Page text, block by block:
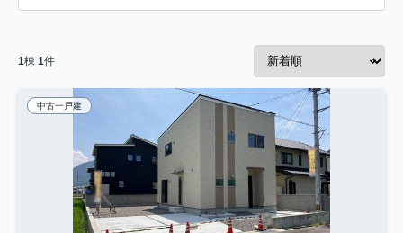
1棟 1件
中古一戸建